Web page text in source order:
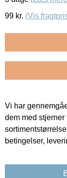
99 kr. (Vis
Vi har
dem med stjerner
betingelser,